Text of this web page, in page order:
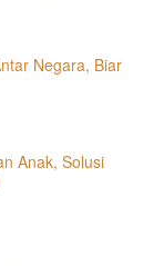
Negara, Biar
Anak, Solusi